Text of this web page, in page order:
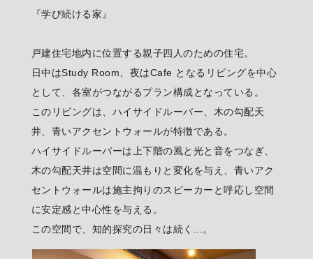
『学び続ける家』
戸建住宅地内に位置する親子四人のための住宅。
日中はStudy Room、夜はCafe となるリビングを中心
として、各室がつながるプラン構成となっている。
このリビングは、ハイサイドルーバー、木の勾配天
井、青いアクセントウォールが特徴である。
ハイサイドルーバーは上下階の風と光と音をつなぎ、
木の勾配天井は空間に温もりと変化を与え、青いアク
セントウォールは施主拘りのスピーカーと呼応し空間
に安定感と中心性を与える。
この空間で、知的探究の日々は続く...。